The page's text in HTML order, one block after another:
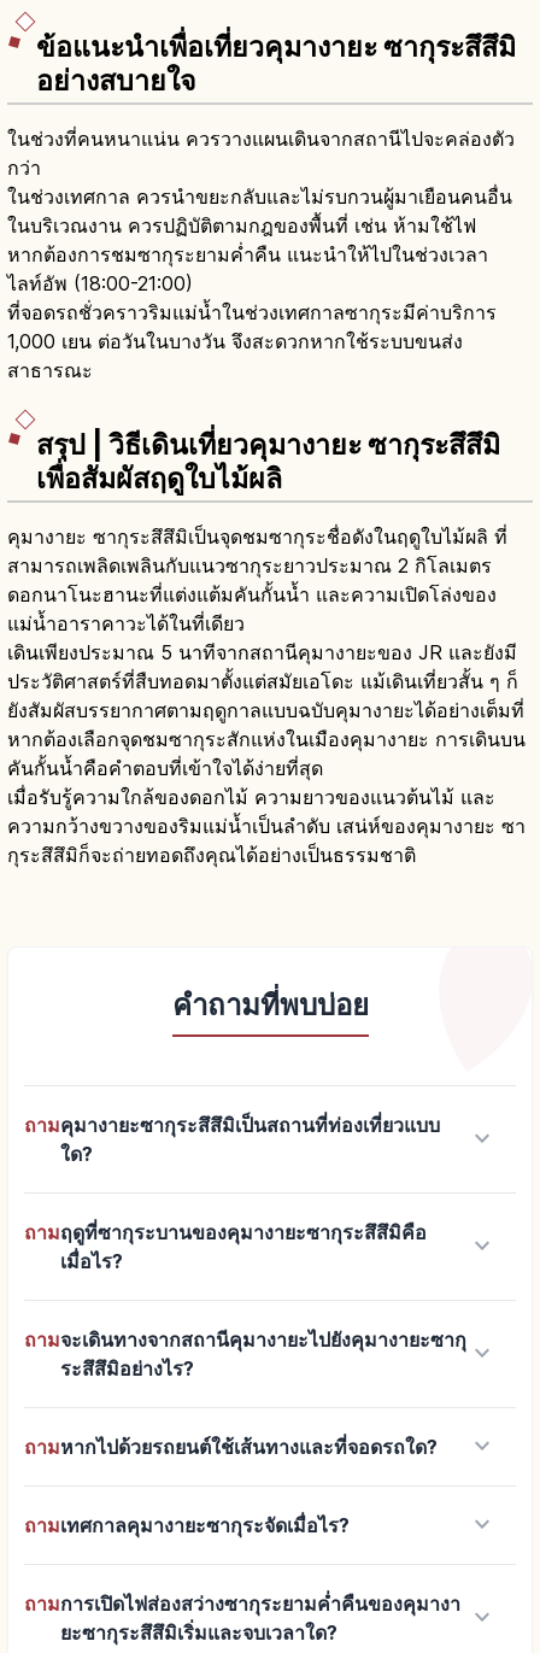
ข้อแนะนำเพื่อเที่ยวคุมางายะ ซากุระสึสึมิ
อย่างสบายใจ
ในช่วงที่คนหนาแน่น ควรวางแผนเดินจากสถานีไปจะคล่องตัว
กว่า
ในช่วงเทศกาล ควรนำขยะกลับและไม่รบกวนผู้มาเยือนคนอื่น
ในบริเวณงาน ควรปฏิบัติตามกฎของพื้นที่ เช่น ห้ามใช้ไฟ
หากต้องการชมซากุระยามค่ำคืน แนะนำให้ไปในช่วงเวลา
ไลท์อัพ (18:00-21:00)
ที่จอดรถชั่วคราวริมแม่น้ำในช่วงเทศกาลซากุระมีค่าบริการ
1,000 เยน ต่อวันในบางวัน จึงสะดวกหากใช้ระบบขนส่ง
สาธารณะ
สรุป | วิธีเดินเที่ยวคุมางายะ ซากุระสึสึมิ
เพื่อสัมผัสฤดูใบไม้ผลิ
คุมางายะ ซากุระสึสึมิเป็นจุดชมซากุระชื่อดังในฤดูใบไม้ผลิ ที่
สามารถเพลิดเพลินกับแนวซากุระยาวประมาณ 2 กิโลเมตร
ดอกนาโนะฮานะที่แต่งแต้มคันกั้นน้ำ และความเปิดโล่งของ
แม่น้ำอาราคาวะได้ในที่เดียว
เดินเพียงประมาณ 5 นาทีจากสถานีคุมางายะของ JR และยังมี
ประวัติศาสตร์ที่สืบทอดมาตั้งแต่สมัยเอโดะ แม้เดินเที่ยวสั้น ๆ ก็
ยังสัมผัสบรรยากาศตามฤดูกาลแบบฉบับคุมางายะได้อย่างเต็มที่
หากต้องเลือกจุดชมซากุระสักแห่งในเมืองคุมางายะ การเดินบน
คันกั้นน้ำคือคำตอบที่เข้าใจได้ง่ายที่สุด
เมื่อรับรู้ความใกล้ของดอกไม้ ความยาวของแนวต้นไม้ และ
ความกว้างขวางของริมแม่น้ำเป็นลำดับ เสน่ห์ของคุมางายะ ซา
กุระสึสึมิก็จะถ่ายทอดถึงคุณได้อย่างเป็นธรรมชาติ
คำถามที่พบบ่อย
ถามคุมางายะซากุระสึสึมิเป็นสถานที่ท่องเที่ยวแบบ
ใด?
keyboard_arrow_down
ถามฤดูที่ซากุระบานของคุมางายะซากุระสึสึมิคือ
เมื่อไร?
keyboard_arrow_down
ถามจะเดินทางจากสถานีคุมางายะไปยังคุมางายะซากุ
ระสึสึมิอย่างไร?
keyboard_arrow_down
ถามหากไปด้วยรถยนต์ใช้เส้นทางและที่จอดรถใด? keyboard_arrow_down
ถามเทศกาลคุมางายะซากุระจัดเมื่อไร? keyboard_arrow_down
ถามการเปิดไฟส่องสว่างซากุระยามค่ำคืนของคุมางา
ยะซากุระสึสึมิเริ่มและจบเวลาใด?
keyboard_arrow_down